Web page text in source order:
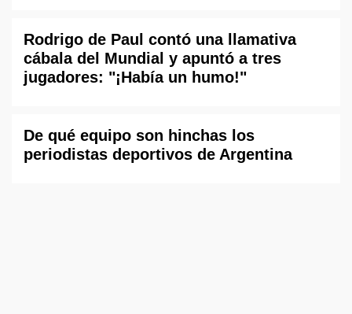
Rodrigo de Paul contó una llamativa
cábala del Mundial y apuntó a tres
jugadores: "¡Había un humo!"
De qué equipo son hinchas los
periodistas deportivos de Argentina